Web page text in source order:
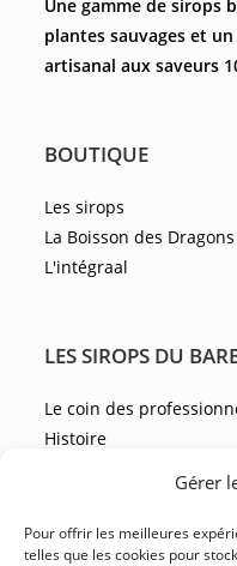
Gérer
Pour offrir les meilleures
telles que les cookies pour
Une gamme de sirops
plantes sauvages et
artisanal aux saveurs
BOUTIQUE
Les sirops
La Boisson des Dragons
L'intégraal
LES SIROPS DU
Le coin des
Histoire